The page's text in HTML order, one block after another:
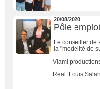
20/08/2020
Pôle emploi
Le conseiller de
la "modelité de
Vlam!
Real: Louis Salah